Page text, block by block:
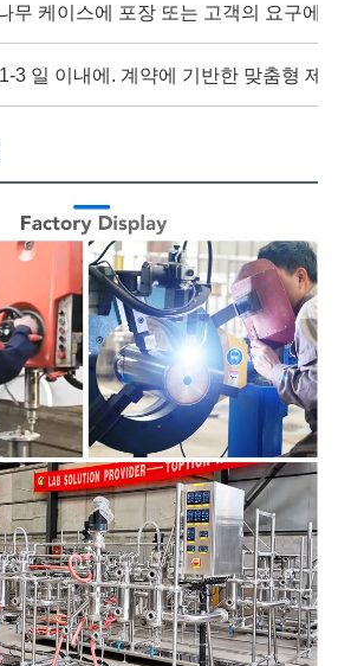
무 케이스에 포장 또는 고객의 요구에 따
3 일 이내에. 계약에 기반한 맞춤형 제품.